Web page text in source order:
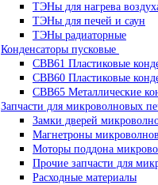
ТЭНы для нагрева
ТЭНы для печей и саун
ТЭНы радиаторные
Конденсаторы пусковые
CBB61 Пластиковые
CBB60 Пластиковые
CBB65 Металлические
Запчасти для микроволновых
Замки дверей
Магнетроны
Моторы поддона
Прочие запчасти для
Расходные материалы